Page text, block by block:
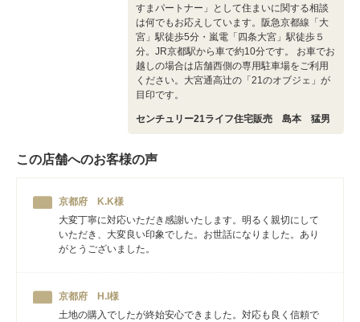
すまパートナー」として住まいに関する相談
は何でもお応えしています。阪急京都線「大
宮」駅徒歩5分・嵐電「四条大宮」駅徒歩５
分。JR京都駅から車で約10分です。 お車でお
越しの場合は店舗西側の専用駐車場をご利用
ください。大宮通高辻の「21のオブジェ」が
目印です。
センチュリー21ライフ住宅販売 島本 猛男
この店舗へのお客様の声
京都府 K.K様
大変丁寧に対応いただき感謝いたします。明るく親切にして
いただき、大変良い印象でした。お世話になりました。あり
がとうございました。
京都府 H.I様
土地の購入でしたが終始安心できました。対応も良く信頼で